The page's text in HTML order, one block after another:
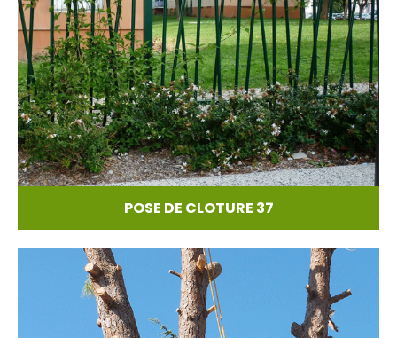
POSE DE CLOTURE 37